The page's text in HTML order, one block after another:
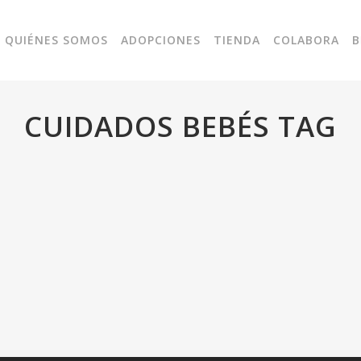
QUIÉNES SOMOS ADOPCIONES TIENDA COLABORA
CUIDADOS BEBÉS TAG